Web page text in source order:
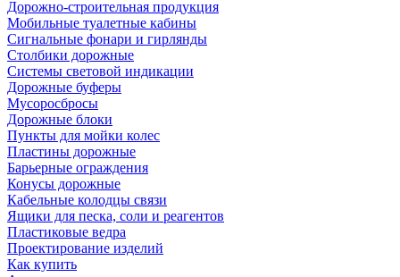
Дорожно-строительная продукция
Мобильные туалетные кабины
Сигнальные фонари и гирлянды
Столбики дорожные
Системы световой индикации
Дорожные буферы
Мусоросбросы
Дорожные блоки
Пункты для мойки колес
Пластины дорожные
Барьерные ограждения
Конусы дорожные
Кабельные колодцы связи
Ящики для песка, соли и реагентов
Пластиковые ведра
Проектирование изделий
Как купить